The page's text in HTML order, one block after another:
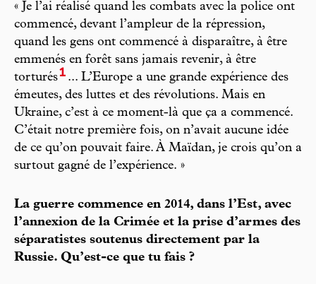
« Je l’ai réalisé quand les combats avec la police ont
commencé, devant l’ampleur de la répression,
quand les gens ont commencé à disparaître, à être
emmenés en forêt sans jamais revenir, à être
torturés1 ... L’Europe a une grande expérience des
émeutes, des luttes et des révolutions. Mais en
Ukraine, c’est à ce moment-là que ça a commencé.
C’était notre première fois, on n’avait aucune idée
de ce qu’on pouvait faire. À Maïdan, je crois qu’on a
surtout gagné de l’expérience. »
La guerre commence en 2014, dans l’Est, avec
l’annexion de la Crimée et la prise d’armes des
séparatistes soutenus directement par la
Russie. Qu’est-ce que tu fais ?